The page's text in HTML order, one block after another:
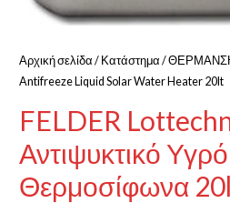
Αρχική σελίδα / Κατάστημα /
Antifreeze Liquid Solar Water Heater 20lt
FELDER
Αντιψυκτικό
Θερμοσίφωνα